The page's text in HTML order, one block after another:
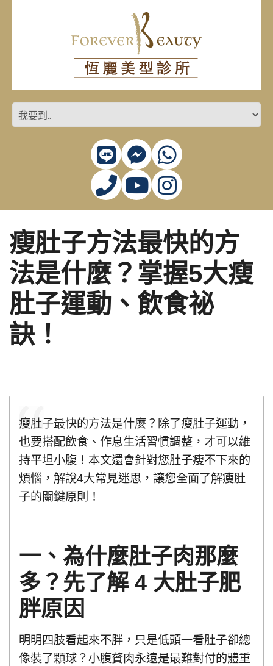
瘦肚子方法最快的方
法是什麼？掌握5大瘦
肚子運動、飲食祕
訣！
瘦肚子最快的方法是什麼？除了瘦肚子運動，
也要搭配飲食、作息生活習慣調整，才可以維
持平坦小腹！本文還會針對您肚子瘦不下來的
煩惱，解說4大常見迷思，讓您全面了解瘦肚
子的關鍵原則！
一、為什麼肚子肉那麼
多？先了解 4 大肚子肥
胖原因
明明四肢看起來不胖，只是低頭一看肚子卻總
像裝了顆球？小腹贅肉永遠是最難對付的體重